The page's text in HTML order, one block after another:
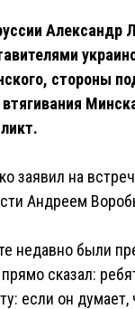
Александр
стороны
заявил на
Андреем
недавно были
сказал:
если он